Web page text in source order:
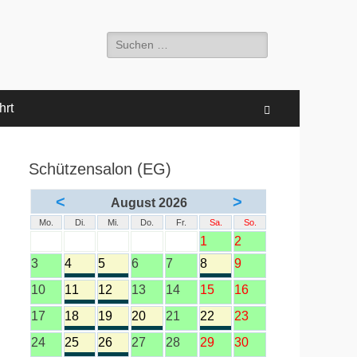
Suche
nach:
Schützensalon (EG)
<
August 2026 >
Mo. Di. Mi. Do. Fr. Sa. So.
1
2
3
4 5 6 7 8
9
10
11 12 13 14 15
16
17
18 19 20 21 22
23
24
25 26 27 28 29
30